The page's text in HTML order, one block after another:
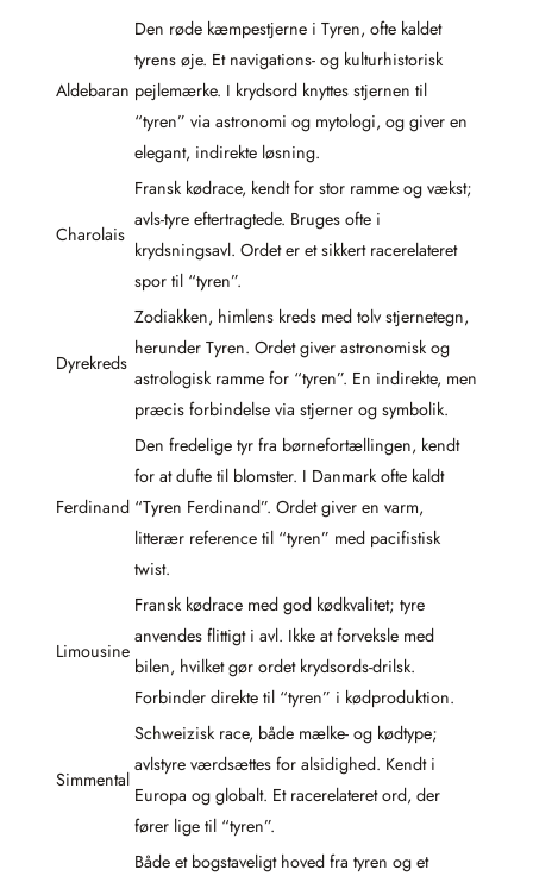
Aldebaran
Den røde kæmpestjerne i Tyren, ofte kaldet
tyrens øje. Et navigations- og kulturhistorisk
pejlemærke. I krydsord knyttes stjernen til
“tyren” via astronomi og mytologi, og giver en
elegant, indirekte løsning.
Charolais
Fransk kødrace, kendt for stor ramme og vækst;
avls-tyre eftertragtede. Bruges ofte i
krydsningsavl. Ordet er et sikkert racerelateret
spor til “tyren”.
Dyrekreds
Zodiakken, himlens kreds med tolv stjernetegn,
herunder Tyren. Ordet giver astronomisk og
astrologisk ramme for “tyren”. En indirekte, men
præcis forbindelse via stjerner og symbolik.
Ferdinand
Den fredelige tyr fra børnefortællingen, kendt
for at dufte til blomster. I Danmark ofte kaldt
“Tyren Ferdinand”. Ordet giver en varm,
litterær reference til “tyren” med pacifistisk
twist.
Limousine
Fransk kødrace med god kødkvalitet; tyre
anvendes flittigt i avl. Ikke at forveksle med
bilen, hvilket gør ordet krydsords-drilsk.
Forbinder direkte til “tyren” i kødproduktion.
Simmental
Schweizisk race, både mælke- og kødtype;
avlstyre værdsættes for alsidighed. Kendt i
Europa og globalt. Et racerelateret ord, der
fører lige til “tyren”.
Både et bogstaveligt hoved fra tyren og et